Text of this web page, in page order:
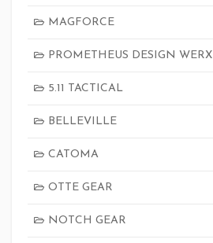
MAGFORCE
PROMETHEUS DESIGN WERX
5.11 TACTICAL
BELLEVILLE
CATOMA
OTTE GEAR
NOTCH GEAR